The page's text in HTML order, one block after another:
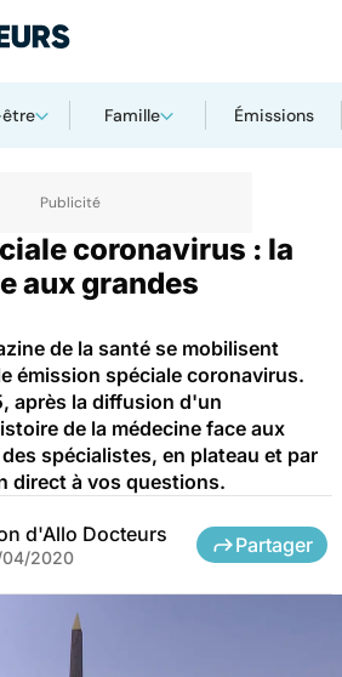
Famille Émissions
coronavirus : la
aux grandes
de la santé se mobilisent
émission spéciale coronavirus.
après la diffusion d'un
de la médecine face aux
spécialistes, en plateau et par
direct à vos questions.
d'Allo Docteurs
2020
Partager